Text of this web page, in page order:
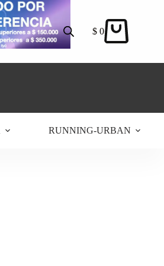
Carro
$ 0
RUNNING-URBAN